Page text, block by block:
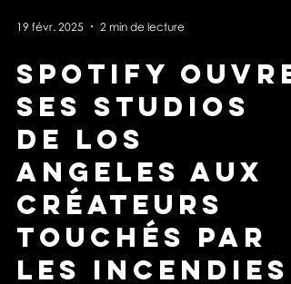
Spotify ouvre
ses studios
de Los
Angeles aux
créateurs
touchés par